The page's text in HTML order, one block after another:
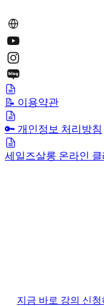
📝 이용약관
🔑 개인정보 처리방침
세일즈살롱 온라인
지금 바로 강의 신